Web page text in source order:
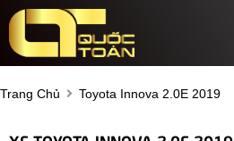
Trang Chủ Toyota Innova 2.0E 2019